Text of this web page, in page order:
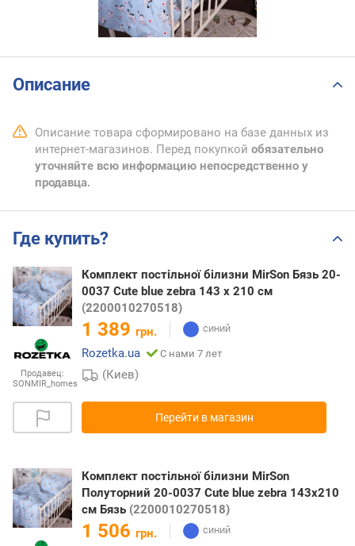
Описание
Описание товара сформировано на базе данных из
интернет-магазинов. Перед покупкой обязательно
уточняйте всю информацию непосредственно у
продавца.
Где купить?
Продавец:
SONMIR_homes
Комплект постільної білизни MirSon Бязь 20-
0037 Cute blue zebra 143 x 210 см
(2200010270518)
1 389 грн.
Rozetka.ua
С нами 7 лет
(Киев)
Перейти в магазин
Комплект постільної білизни MirSon
Полуторний 20-0037 Cute blue zebra 143х210
см Бязь (2200010270518)
1 506 грн.